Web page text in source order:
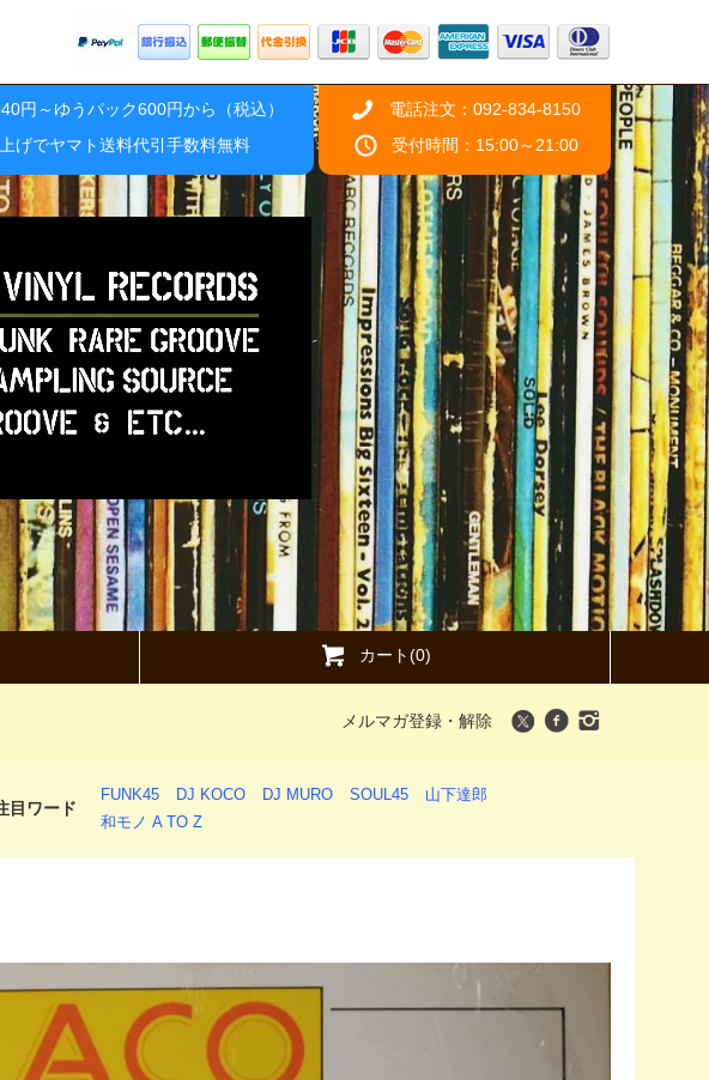
円～ゆうパック600円から（税込）
げでヤマト送料代引手数料無料
電話注文：092-834-8150
受付時間：15:00～21:00
カート(0)
メルマガ登録・解除
目ワード
FUNK45 DJ KOCO DJ MURO SOUL45
山下達郎
和モノ A TO Z